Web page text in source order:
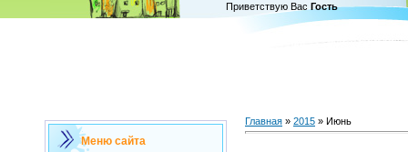
Приветствую Вас Гость
Меню сайта
Главная » 2015 » Июнь